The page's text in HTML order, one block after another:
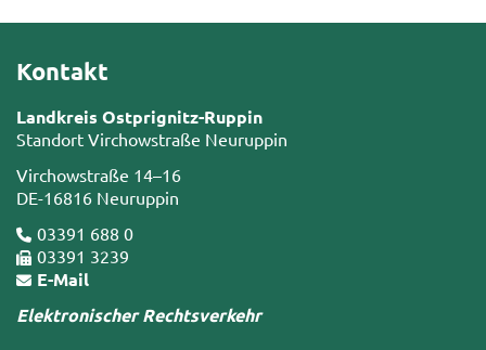
Kontakt
Landkreis Ostprignitz-Ruppin
Standort Virchowstraße Neuruppin
Virchowstraße 14–16
DE-16816 Neuruppin
03391 688 0
03391 3239
E-Mail
Elektronischer Rechtsverkehr